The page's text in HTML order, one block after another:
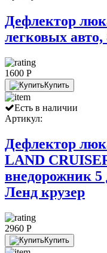
Дефлектор
легковых
1600 P
Купить
Есть в наличии
Артикул:
Дефлектор
LAND
внедорожник 5
Ленд крузер
2960 P
Купить